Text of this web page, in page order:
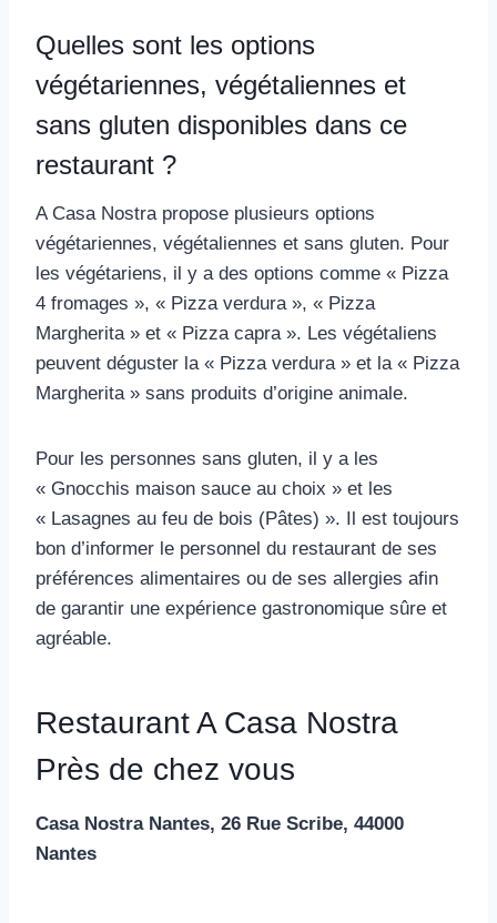
Quelles sont les options
végétariennes, végétaliennes et
sans gluten disponibles dans ce
restaurant ?
A Casa Nostra propose plusieurs options
végétariennes, végétaliennes et sans gluten. Pour
les végétariens, il y a des options comme « Pizza
4 fromages », « Pizza verdura », « Pizza
Margherita » et « Pizza capra ». Les végétaliens
peuvent déguster la « Pizza verdura » et la « Pizza
Margherita » sans produits d’origine animale.
Pour les personnes sans gluten, il y a les
« Gnocchis maison sauce au choix » et les
« Lasagnes au feu de bois (Pâtes) ». Il est toujours
bon d’informer le personnel du restaurant de ses
préférences alimentaires ou de ses allergies afin
de garantir une expérience gastronomique sûre et
agréable.
Restaurant A Casa Nostra
Près de chez vous
Casa Nostra Nantes, 26 Rue Scribe, 44000
Nantes